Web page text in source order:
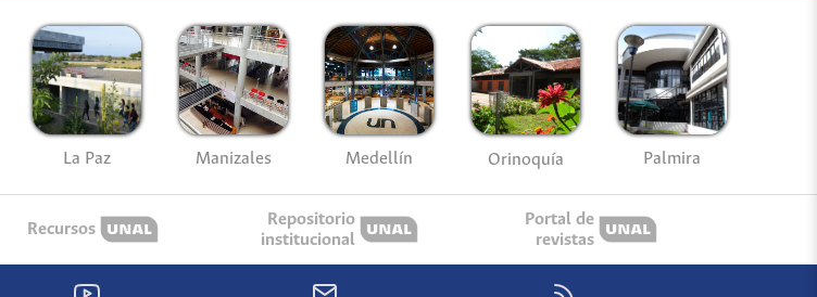
La Paz Manizales Medellín Orinoquía Palmira
Recursos
Repositorio
institucional
Portal de
revistas